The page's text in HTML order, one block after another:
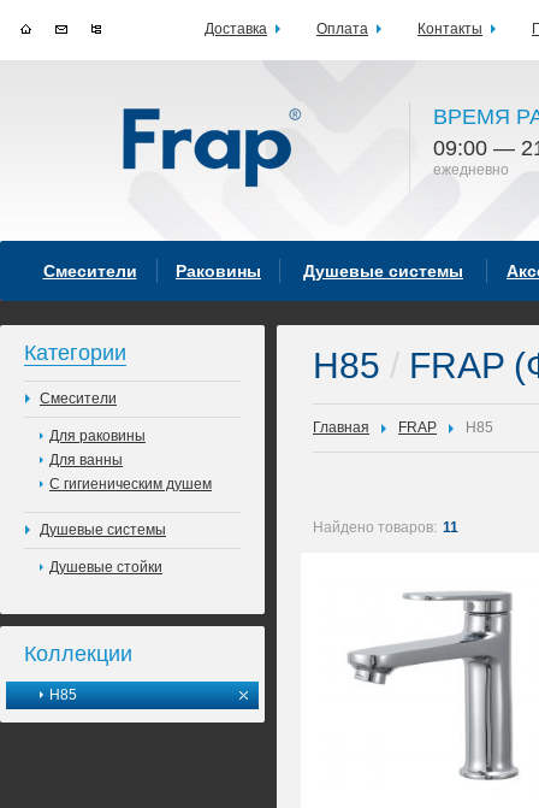
ВРЕМЯ
09:00 —
ежедневно
Смесители Раковины Душевые системы
Категории
Смесители
Для раковины
Для ванны
С гигиеническим душем
Душевые системы
Душевые стойки
Коллекции
H85
H85 / FRAP
Главная FRAP H85
Найдено товаров: 11
Доставка Оплата Контакты